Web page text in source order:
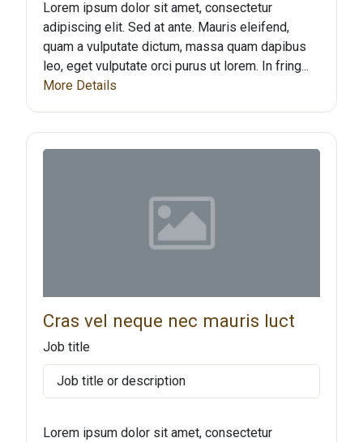
Lorem ipsum dolor sit amet, consectetur
adipiscing elit. Sed at ante. Mauris eleifend,
quam a vulputate dictum, massa quam dapibus
leo, eget vulputate orci purus ut lorem. In fring...
More Details
Cras vel neque nec mauris luct
Job title
Job title or description
Lorem ipsum dolor sit amet, consectetur